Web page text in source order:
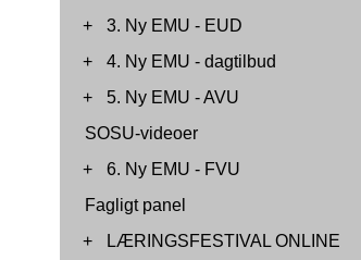
+
3. Ny EMU - EUD
+
4. Ny EMU - dagtilbud
+
5. Ny EMU - AVU
SOSU-videoer
+
6. Ny EMU - FVU
Fagligt panel
+
LÆRINGSFESTIVAL ONLINE